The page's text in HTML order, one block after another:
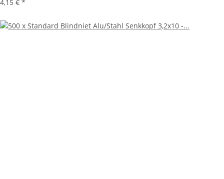
4,15 € *